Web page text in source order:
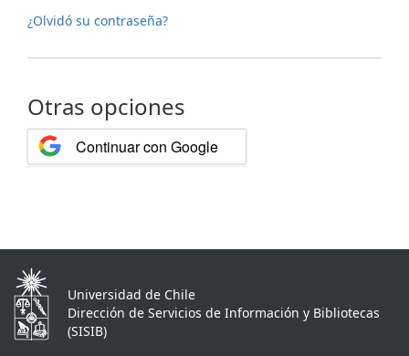
¿Olvidó su contraseña?
Otras opciones
Continuar con Google
Universidad de Chile
Dirección de Servicios de Información y Bibliotecas
(SISIB)